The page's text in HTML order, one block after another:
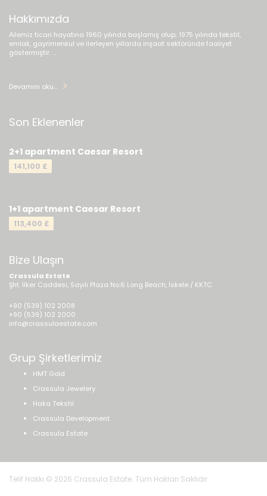
Hakkımızda
Ailemiz ticari hayatına 1960 yılında başlamış olup; 1975 yılında tekstil,
emlak, gayrimenkul ve ilerleyen yıllarda inşaat sektöründe faaliyet
göstermiştir. ...
Devamını oku...
Son Eklenenler
2+1 apartment Caesar Resort
141,100 £
1+1 apartment Caesar Resort
113,400 £
Bize Ulaşın
Crassula Estate
Şht. İlker Caddesi, Sayılı Plaza No:6 Long Beach, İskele / KKTC
+90 (539) 102 2008
+90 (539) 102 2000
info@crassulaestate.com
Grup Şirketlerimiz
HMT Gold
Crassula Jewelery
Haka Tekstil
Crassula Development
Crassula Estate
Telif Hakkı © 2026 Crassula Estate. Tüm Hakları Saklıdır.